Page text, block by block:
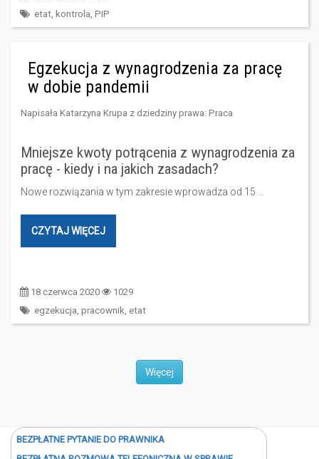
etat, kontrola,PIP
Egzekucja z wynagrodzenia za pracę
w dobie pandemii
Napisała Katarzyna Krupa z dziedziny prawa: Praca
Mniejsze kwoty potrącenia z wynagrodzenia za
pracę - kiedy i na jakich zasadach?
Nowe rozwiązania w tym zakresie wprowadza od 15 …
CZYTAJ WIĘCEJ
18 czerwca 2020
1029
egzekucja,pracownik, etat
Więcej
BEZPŁATNE PYTANIE DO PRAWNIKA